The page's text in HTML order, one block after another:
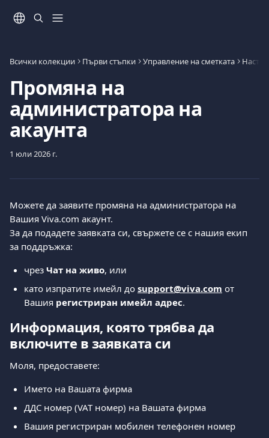
Всички колекции Първи стъпки Управление на сметката
Промяна на
администратора на
акаунта
1 юли 2026 г.
Можете да заявите промяна на администратора на
Вашия Viva.com акаунт.
За да подадете заявката си, свържете се с нашия екип
за поддръжка:
чрез Чат на живо, или
като изпратите имейл до support@viva.com от
Вашия регистриран имейл адрес.
Информация, която трябва да
включите в заявката си
Моля, предоставете:
Името на Вашата фирма
ДДС номер (VAT номер) на Вашата фирма
Вашия регистриран мобилен телефонен номер